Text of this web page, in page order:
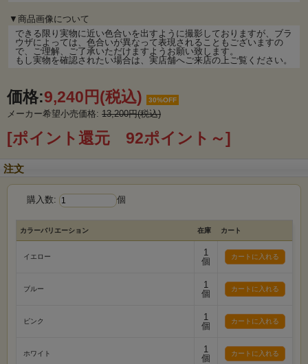
▼商品画像について
できる限り実物に近い色合いを出すように撮影しておりますが、ブラ
ウザによっては、色合いが異なって表現されることもございますの
で、ご理解、ご了承いただけますようお願い致します。
もし実物を確認されたい場合は、実店舗へご来店の上ご覧ください。
価格:9,240円(税込) 30%OFF
メーカー希望小売価格: 13,200円(税込)
[ポイント還元 92ポイント～]
注文
購入数: 個
カラーバリエーション 在庫 カート
イエロー
1
個
ブルー
1
個
ピンク
1
個
ホワイト
1
個